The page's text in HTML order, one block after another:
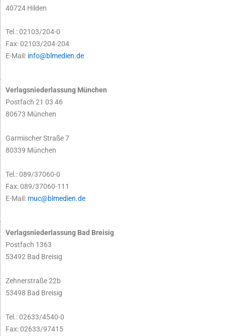
40724 Hilden
Tel.: 02103/204-0
Fax: 02103/204-204
E-Mail: info@blmedien.de
Verlagsniederlassung München
Postfach 21 03 46
80673 München
Garmischer Straße 7
80339 München
Tel.: 089/37060-0
Fax: 089/37060-111
E-Mail: muc@blmedien.de
Verlagsniederlassung Bad Breisig
Postfach 1363
53492 Bad Breisig
Zehnerstraße 22b
53498 Bad Breisig
Tel.: 02633/4540-0
Fax: 02633/97415